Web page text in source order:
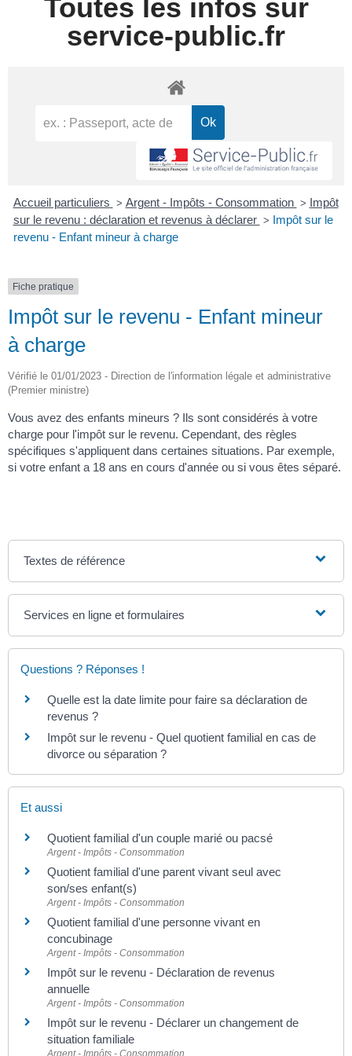
Toutes les infos sur
service-public.fr
Accueil particuliers > Argent - Impôts - Consommation > Impôt
sur le revenu : déclaration et revenus à déclarer > Impôt sur le
revenu - Enfant mineur à charge
Fiche pratique
Impôt sur le revenu - Enfant mineur
à charge
Vérifié le 01/01/2023 - Direction de l'information légale et administrative
(Premier ministre)
Vous avez des enfants mineurs ? Ils sont considérés à votre
charge pour l'impôt sur le revenu. Cependant, des règles
spécifiques s'appliquent dans certaines situations. Par exemple,
si votre enfant a 18 ans en cours d'année ou si vous êtes séparé.
Textes de référence
Services en ligne et formulaires
Questions ? Réponses !
Quelle est la date limite pour faire sa déclaration de
revenus ?
Impôt sur le revenu - Quel quotient familial en cas de
divorce ou séparation ?
Et aussi
Quotient familial d'un couple marié ou pacsé
Argent - Impôts - Consommation
Quotient familial d'une parent vivant seul avec
son/ses enfant(s)
Argent - Impôts - Consommation
Quotient familial d'une personne vivant en
concubinage
Argent - Impôts - Consommation
Impôt sur le revenu - Déclaration de revenus
annuelle
Argent - Impôts - Consommation
Impôt sur le revenu - Déclarer un changement de
situation familiale
Argent - Impôts - Consommation